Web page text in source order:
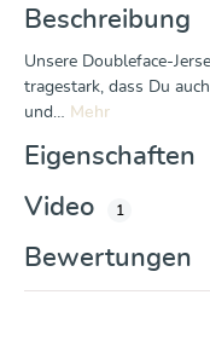
Beschreibung
Unsere Doubleface-
tragestark, dass Du
und… Mehr
Eigenschaften
Video
1
Bewertungen